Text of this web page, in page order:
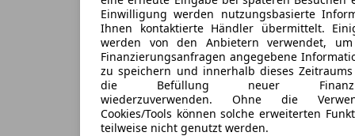
Einwilligung werden nutzungsbasierte
Ihnen kontaktierte Händler übermittelt.
werden von den Anbietern verwendet,
Finanzierungsanfragen angegebene
zu speichern und innerhalb dieses
die Befüllung neuer
wiederzuverwenden. Ohne die
Cookies/Tools können solche erweiterten
teilweise nicht genutzt werden.